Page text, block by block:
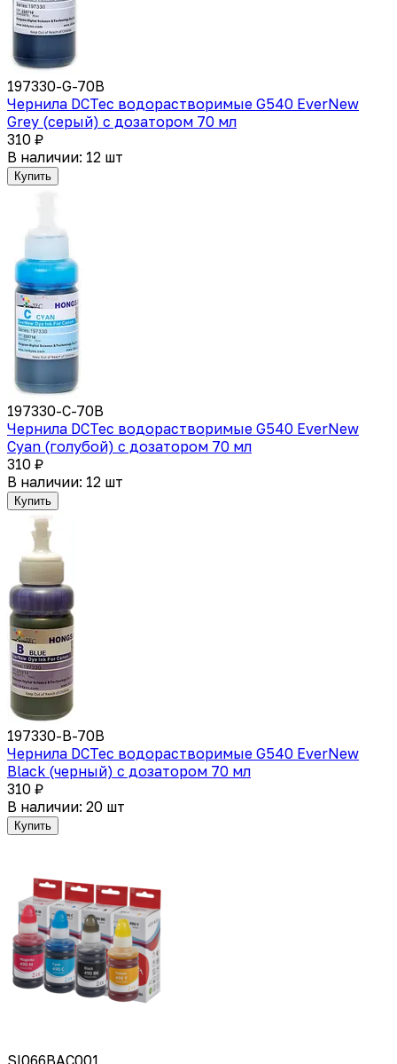
197330-G-70B
Чернила DCTec водорастворимые G540 EverNew
Grey (серый) с дозатором 70 мл
310 ₽
В наличии: 12 шт
Купить
197330-C-70B
Чернила DCTec водорастворимые G540 EverNew
Cyan (голубой) с дозатором 70 мл
310 ₽
В наличии: 12 шт
Купить
197330-B-70B
Чернила DCTec водорастворимые G540 EverNew
Black (черный) с дозатором 70 мл
310 ₽
В наличии: 20 шт
Купить
SI066BAC001